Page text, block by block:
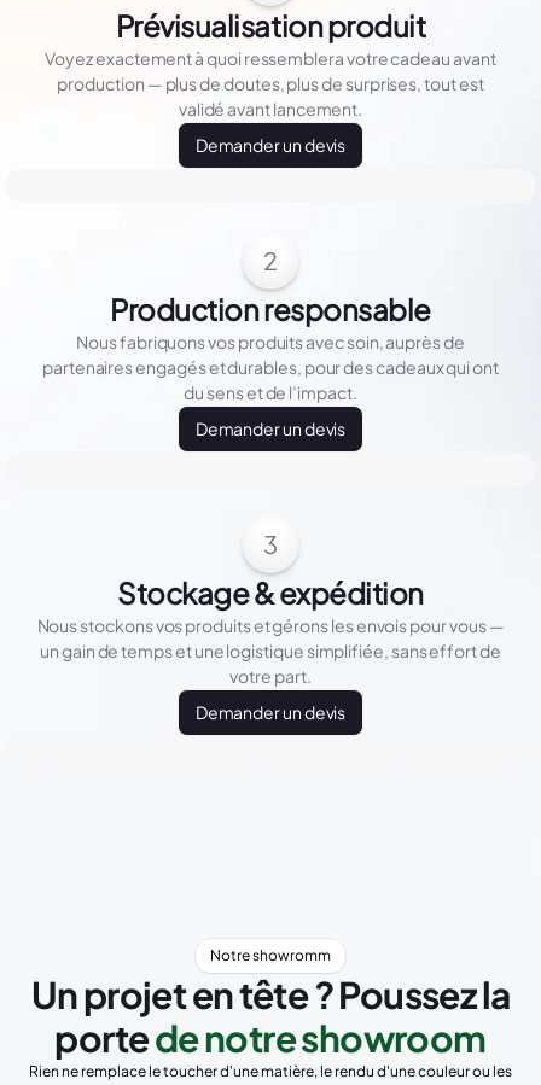
Prévisualisation produit
Voyez exactement à quoi ressemblera votre cadeau avant
production — plus de doutes, plus de surprises, tout est
validé avant lancement.
Demander un devis
2
Production responsable
Nous fabriquons vos produits avec soin, auprès de
partenaires engagés et durables, pour des cadeaux qui ont
du sens et de l’impact.
Demander un devis
3
Stockage & expédition
Nous stockons vos produits et gérons les envois pour vous —
un gain de temps et une logistique simplifiée, sans effort de
votre part.
Demander un devis
Notre showromm
Un projet en tête ? Poussez la
portede notre showroom
Rien ne remplace le toucher d'une matière, le rendu d'une couleur ou les